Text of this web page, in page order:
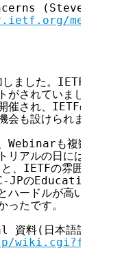
(Steven M.
meeting/
ました。IETFでは、
がされていました。2
催され、IETFの概要
も設けられました。
Webinarも複数開催
リアルの日には現地
、IETFの雰囲気が分
JPのEducation
ハードルが高いです
ったです。
料(日本語訳)